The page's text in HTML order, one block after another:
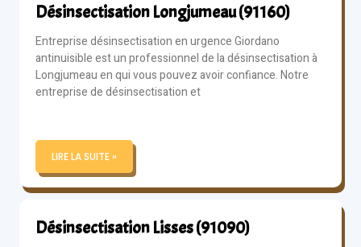
Désinsectisation Longjumeau (91160)
Entreprise désinsectisation en urgence Giordano
antinuisible est un professionnel de la désinsectisation à
Longjumeau en qui vous pouvez avoir confiance. Notre
entreprise de désinsectisation et
LIRE LA SUITE »
Désinsectisation Lisses (91090)